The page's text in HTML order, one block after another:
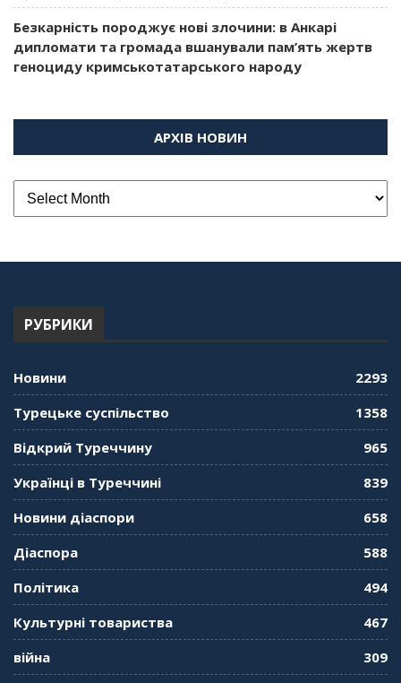
Безкарність породжує нові злочини: в Анкарі
дипломати та громада вшанували пам’ять жертв
геноциду кримськотатарського народу
АРХІВ НОВИН
РУБРИКИ
Новини
2293
Турецьке суспільство
1358
Відкрий Туреччину
965
Українці в Туреччині
839
Новини діаспори
658
Діаспора
588
Політика
494
Культурні товариства
467
війна
309